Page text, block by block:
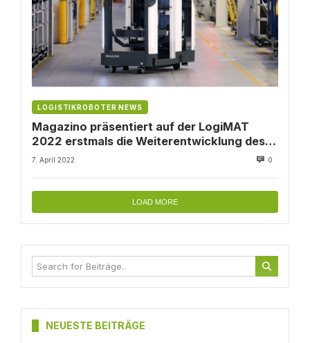
LOGISTIKROBOTER NEWS
Magazino präsentiert auf der LogiMAT
2022 erstmals die Weiterentwicklung des
Roboters SOTO
7. April 2022 0
LOAD MORE
NEUESTE BEITRÄGE